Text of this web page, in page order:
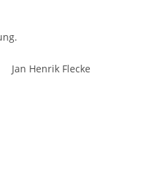
Jan Henrik Flecke